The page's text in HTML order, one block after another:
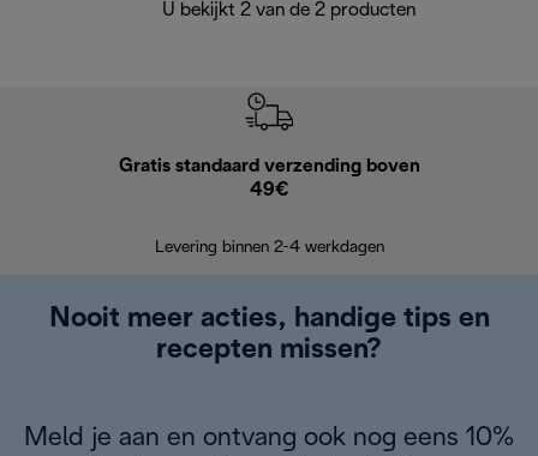
U bekijkt 2 van de 2 producten
Gratis standaard verzending boven
49€
Levering binnen 2-4 werkdagen
Nooit meer acties, handige tips en
recepten missen?
Meld je aan en ontvang ook nog eens 10%